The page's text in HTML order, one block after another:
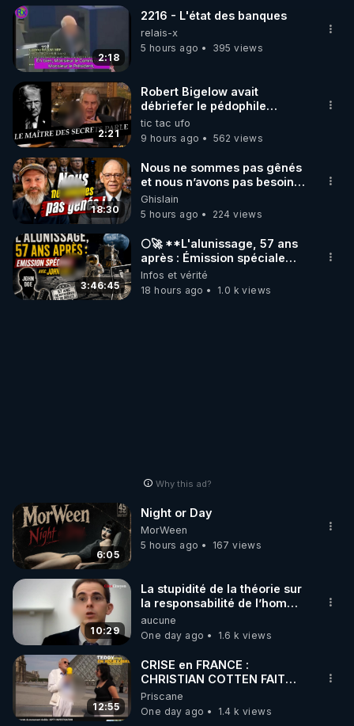
2:18
2216 - L'état des banques
relais-x
5 hours ago
395 views
2:21
Robert Bigelow avait
débriefer le pédophile
génocidaire de donald j
trump
tic tac ufo
9 hours ago
562 views
18:30
Nous ne sommes pas gênés
et nous n’avons pas besoin
de nous excuser ! #jw
#jehovah #collegecentral
Ghislain
5 hours ago
224 views
3:46:45
🌕🚀 **L'alunissage, 57 ans
après : Émission spéciale
avec John Doe !** 👨 🚀✨
Infos et vérité
18 hours ago
1.0 k views
Why this ad?
6:05
Night or Day
MorWeen
5 hours ago
167 views
10:29
La stupidité de la théorie sur
la responsabilité de l’homme
concernant le dioxyde de
carbone.
aucune
One day ago
1.6 k views
12:55
CRISE en FRANCE :
CHRISTIAN COTTEN FAIT
une étrange découverte
Priscane
One day ago
1.4 k views